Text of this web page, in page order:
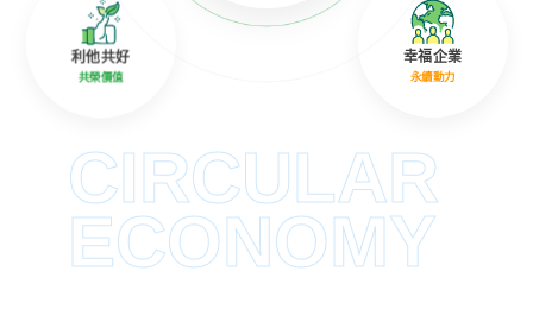
利他共好
共榮價值
幸福企業
永續動力
CIRCULAR
ECONOMY